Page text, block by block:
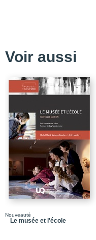
Voir aussi
Nouveauté
Le musée et l'école